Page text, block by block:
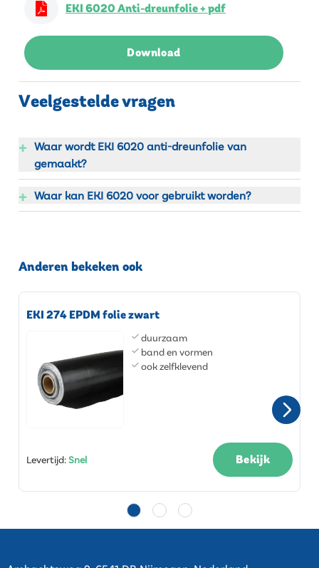
EKI 6020 Anti-dreunfolie + pdf
Download
Veelgestelde vragen
+ Waar wordt EKI 6020 anti-dreunfolie van
gemaakt?
+ Waar kan EKI 6020 voor gebruikt worden?
Anderen bekeken ook
EKI 274 EPDM folie zwart
duurzaam
band en vormen
ook zelfklevend
Levertijd:Snel Bekijk